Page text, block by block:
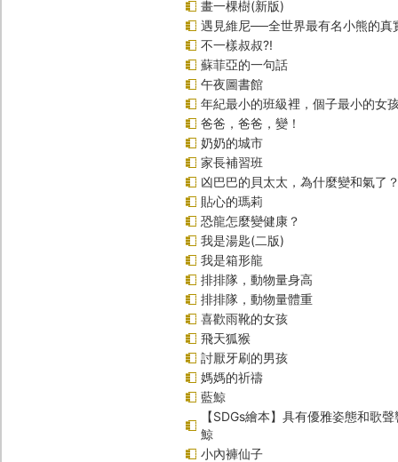
畫一棵樹(新版)
遇見維尼──全世界最有名小熊的真
不一樣叔叔?!
蘇菲亞的一句話
午夜圖書館
年紀最小的班級裡，個子最小的女
爸爸，爸爸，變！
奶奶的城市
家長補習班
凶巴巴的貝太太，為什麼變和氣了
貼心的瑪莉
恐龍怎麼變健康？
我是湯匙(二版)
我是箱形龍
排排隊，動物量身高
排排隊，動物量體重
喜歡雨靴的女孩
飛天狐猴
討厭牙刷的男孩
媽媽的祈禱
藍鯨
【SDGs繪本】具有優雅姿態和歌
鯨
小內褲仙子